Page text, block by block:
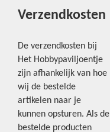
Verzendkosten
De verzendkosten bij
Het Hobbypaviljoentje
zijn afhankelijk van hoe
wij de bestelde
artikelen naar je
kunnen opsturen. Als de
bestelde producten